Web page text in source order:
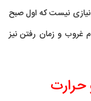
نیازی نیست که اول صبح
غروب و زمان رفتن نیز